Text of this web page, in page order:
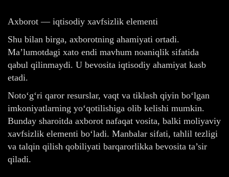
Axborot — iqtisodiy xavfsizlik elementi
Shu bilan birga, axborotning ahamiyati ortadi.
Ma’lumotdagi xato endi mavhum noaniqlik sifatida
qabul qilinmaydi. U bevosita iqtisodiy ahamiyat kasb
etadi.
Noto‘g‘ri qaror resurslar, vaqt va tiklash qiyin bo‘lgan
imkoniyatlarning yo‘qotilishiga olib kelishi mumkin.
Bunday sharoitda axborot nafaqat vosita, balki moliyaviy
xavfsizlik elementi bo‘ladi. Manbalar sifati, tahlil tezligi
va talqin qilish qobiliyati barqarorlikka bevosita ta’sir
qiladi.